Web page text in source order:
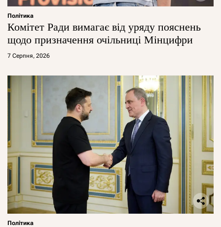
Політика
Комітет Ради вимагає від уряду пояснень
щодо призначення очільниці Мінцифри
7 Серпня, 2026
Політика